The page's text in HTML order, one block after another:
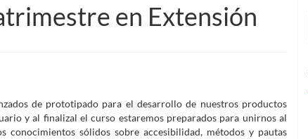
en Extensión
de prototipado para el desarrollo de nuestros productos
y al finalizal el curso estaremos preparados para unirnos al
sólidos sobre accesibilidad, métodos y pautas